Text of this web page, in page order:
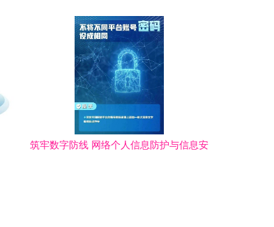
筑牢数字防线 网络个人信息防护与信息安